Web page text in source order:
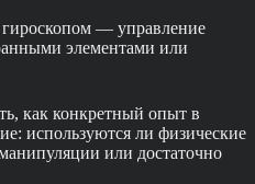
— управление
элементами или
как конкретный опыт в
используются ли физические
или достаточно